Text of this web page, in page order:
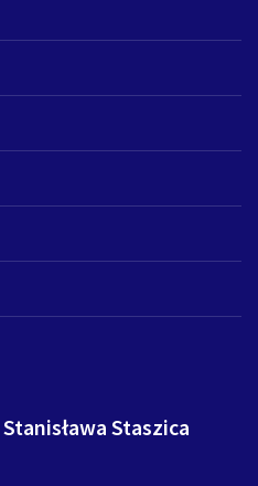
Staszica